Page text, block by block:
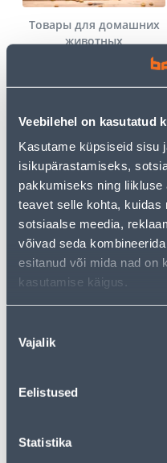
Veebilehel on kasutatud
Kasutame küpsiseid sisu
isikupärastamiseks,
pakkumiseks ning
teavet selle kohta,
sotsiaalse meedia,
võivad seda
esitanud või mida nad on
kasutamise käigus.
valik
Vajalik
Eelistused
Statistika
Товары для домашних
животных
Средства защиты от
насекомых
полива